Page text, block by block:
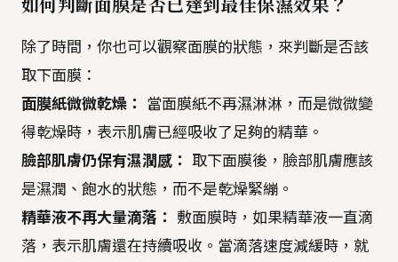
除了時間，你也可以觀察面膜的狀態，來判斷是否該
取下面膜：
面膜紙微微乾燥：
當面膜紙不再濕淋淋，而是微微變
得乾燥時，表示肌膚已經吸收了足夠的精華。
臉部肌膚仍保有濕潤感： 取下面膜後，臉部肌膚應該
是濕潤、飽水的狀態，而不是乾燥緊繃。
精華液不再大量滴落： 敷面膜時，如果精華液一直滴
落，表示肌膚還在持續吸收。當滴落速度減緩時，就